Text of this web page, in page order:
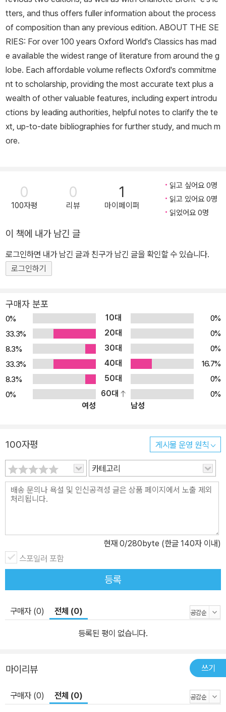
tters, and thus offers fuller information about the process
of composition than any previous edition. ABOUT THE SE
RIES: For over 100 years Oxford World's Classics has mad
e available the widest range of literature from around the g
lobe. Each affordable volume reflects Oxford's commitme
nt to scholarship, providing the most accurate text plus a
wealth of other valuable features, including expert introdu
ctions by leading authorities, helpful notes to clarify the te
xt, up-to-date bibliographies for further study, and much m
ore.
0
100자평
0
리뷰
1
마이페이퍼
읽고 싶어요 0명
읽고 있어요 0명
읽었어요 0명
이 책에 내가 남긴 글
로그인하면 내가 남긴 글과 친구가 남긴 글을 확인할 수 있습니다.
로그인하기
구매자 분포
0% 10대
0%
33.3%
20대
0%
8.3%
30대
0%
33.3%
40대
16.7%
8.3%
50대
0%
0%
60대
0%
여성
남성
100자평 게시물 운영 원칙
카테고리
현재 0/280byte (한글 140자 이내)
스포일러 포함
등록
구매자 (0) 전체 (0)
등록된 평이 없습니다.
마이리뷰 쓰기
구매자 (0) 전체 (0)